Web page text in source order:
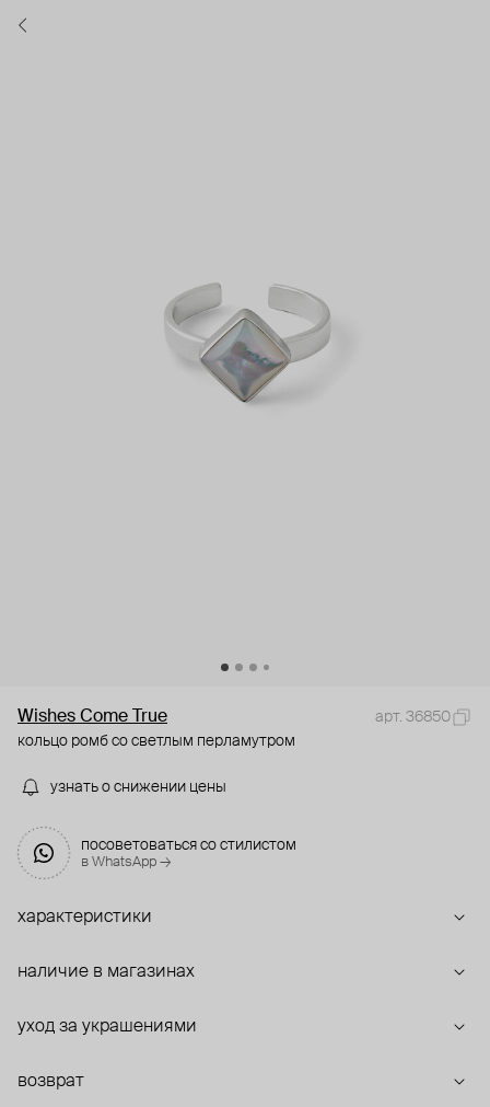
Wishes Come True
арт. 36850
кольцо ромб со светлым перламутром
узнать о снижении цены
посоветоваться со стилистом
в WhatsApp →
характеристики
наличие в магазинах
уход за украшениями
возврат